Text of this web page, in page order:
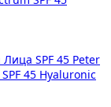
SPF 45 Peter
45 Hyaluronic